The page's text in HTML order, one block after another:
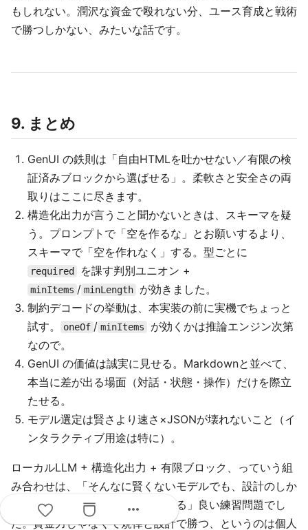
もしれない。潤沢な資金で殴れない分、ユース育成と戦術
で勝つしかない、みたいな話です。
9. まとめ
GenUI の鉄則は「自由HTMLを吐かせない／有限の検
証済みブロックから選ばせる」。柔軟さと安全さの両
取りはここに尽きます。
構造化出力が言うこと聞かないときは、スキーマを疑
う。プロンプトで「空を作るな」とお願いするより、
スキーマで「空を作れなく」する。型ごとに
required を課す判別ユニオン +
minItems / minLength
が効きました。
制約デコードの挙動は、本実装の前に実機でちょっと
試す。
oneOf / minItems
が効くかは推論エンジン次第
なので。
GenUI の価値は誠実に見せる。Markdownと並べて、
本当に差が出る場面（対話・状態・操作）だけを際立
たせる。
モデル選定は賢さより速さ×JSONが壊れないこと（イ
ンタラクティブ用途は特に）。
ローカルLLM + 構造化出力 + 有限ブロック、っていう組
み合わせは、「そんなに賢くないモデルでも、設計のしか
たで実用的なUIを安定して出させる」良い練習問題でし
た。資金力じゃなくて規律と設計で勝つ、というのは個人
more_horiz